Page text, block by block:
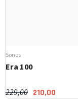
Sonos
Era 100
229,00 210,00